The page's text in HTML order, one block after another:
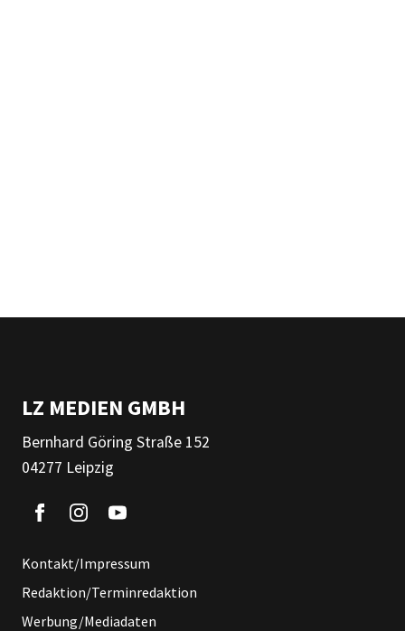
LZ MEDIEN GMBH
Bernhard Göring Straße 152
04277 Leipzig
Kontakt/Impressum
Redaktion/Terminredaktion
Werbung/Mediadaten